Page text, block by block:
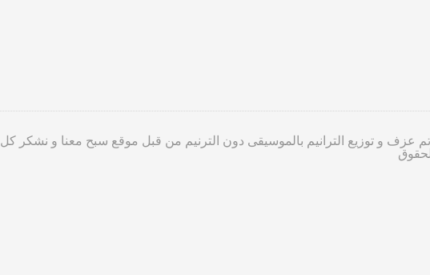
عزف و توزيع الترانيم بالموسيقى دون الترنيم من قبل موقع سبح معنا و نشكر كل